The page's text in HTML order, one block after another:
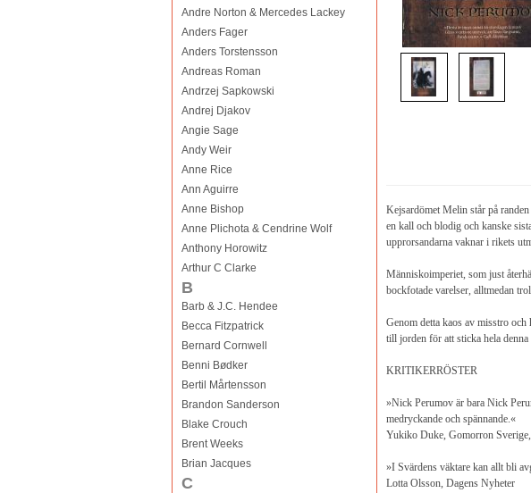
Andre Norton & Mercedes Lackey
Anders Fager
Anders Torstensson
Andreas Roman
Andrzej Sapkowski
Andrej Djakov
Angie Sage
Andy Weir
Anne Rice
Ann Aguirre
Anne Bishop
Anne Plichota & Cendrine Wolf
Anthony Horowitz
Arthur C Clarke
B
Barb & J.C. Hendee
Becca Fitzpatrick
Bernard Cornwell
Benni Bødker
Bertil Mårtensson
Brandon Sanderson
Blake Crouch
Brent Weeks
Brian Jacques
C
Kejsardömet Melin står på
en kall och blodig och kanske
upprorsandarna vaknar i rikets
Människoimperiet, som just
bockfotade varelser, alltmedan
Genom detta kaos av misstro
till jorden för att sticka hela
KRITIKERRÖSTER
»Nick Perumov är bara Nick
medryckande och spännande.«
Yukiko Duke, Gomorron
»I Svärdens väktare kan allt bli
Lotta Olsson, Dagens Nyheter